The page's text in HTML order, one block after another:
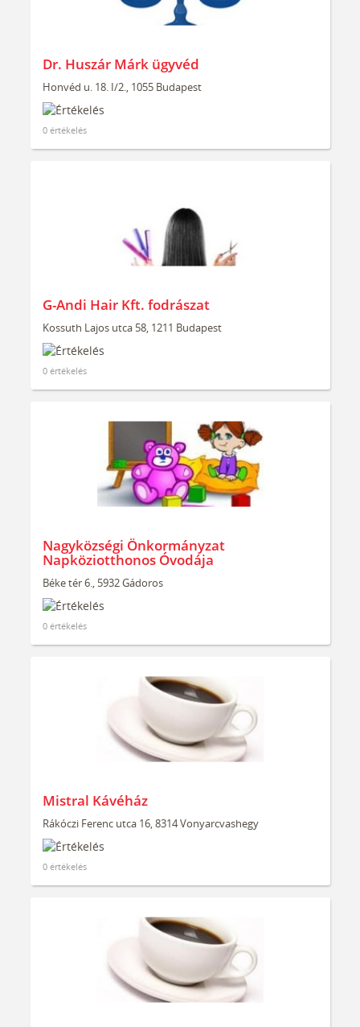
Dr. Huszár Márk ügyvéd
Honvéd u. 18. I/2., 1055 Budapest
0 értékelés
G-Andi Hair Kft. fodrászat
Kossuth Lajos utca 58, 1211 Budapest
0 értékelés
Nagyközségi Önkormányzat
Napköziotthonos Óvodája
Béke tér 6., 5932 Gádoros
0 értékelés
Mistral Kávéház
Rákóczi Ferenc utca 16, 8314 Vonyarcvashegy
0 értékelés